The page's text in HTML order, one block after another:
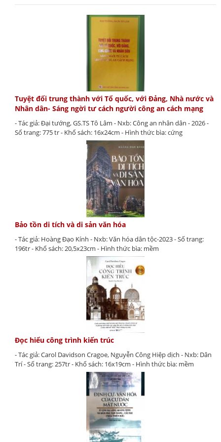
Tuyệt đối trung thành với Tổ quốc, với Đảng, Nhà nước và
Nhân dân- Sáng ngời tư cách người công an cách mạng
- Tác giả: Đại tướng, GS.TS Tô Lâm - Nxb: Công an nhân dân - 2026 -
Số trang: 775 tr - Khổ sách: 16x24cm - Hình thức bìa: cứng
Bảo tồn di tích và di sản văn hóa
- Tác giả: Hoàng Đạo Kính - Nxb: Văn hóa dân tộc-2023 - Số trang:
196tr - Khổ sách: 20,5x23cm - Hình thức bìa: mềm
Đọc hiểu công trình kiến trúc
- Tác giả: Carol Davidson Cragoe, Nguyễn Công Hiệp dịch - Nxb: Dân
Trí - Số trang: 257tr - Khổ sách: 16x19cm - Hình thức bìa: mềm